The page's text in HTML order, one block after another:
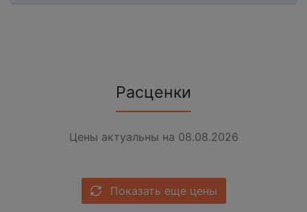
Расценки
Цены актуальны на 08.08.2026
Показать еще цены